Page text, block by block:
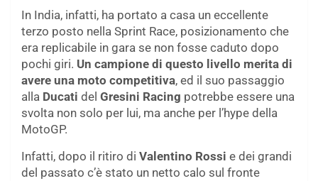
In India, infatti, ha portato a casa un eccellente
terzo posto nella Sprint Race, posizionamento che
era replicabile in gara se non fosse caduto dopo
pochi giri. Un campione di questo livello merita di
avere una moto competitiva, ed il suo passaggio
alla Ducati del Gresini Racing potrebbe essere una
svolta non solo per lui, ma anche per l’hype della
MotoGP.
Infatti, dopo il ritiro di Valentino Rossi e dei grandi
del passato c’è stato un netto calo sul fronte